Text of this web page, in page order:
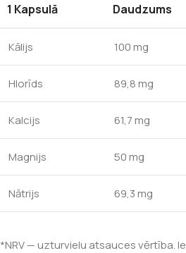
1 Kapsulā Daudzums
Kālijs 100 mg
Hlorīds 89,8 mg
Kalcijs 61,7 mg
Magnijs 50 mg
Nātrijs 69,3 mg
*NRV — uzturvielu atsauces vērtība.